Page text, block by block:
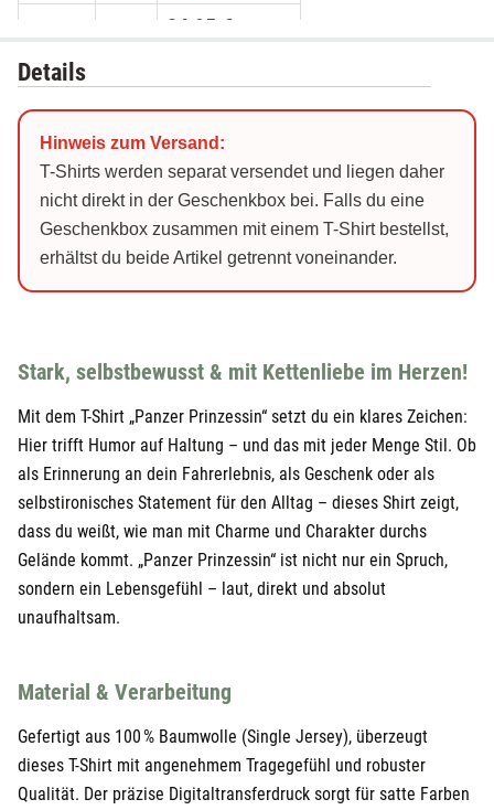
24,95 €
Pink
Schwarz M 24,95 €29,90 €
29,90 €
Schwarz XL 24,95 €29,90 €
Weiß S 24,95 € 29,90 €
Weiß M 24,95 € 29,90 €
Weiß L 24,95 € 29,90 €
Weiß XL 24,95 € 29,90 €
Weiß 24,95 € 29,90 €
Details
Hinweis zum Versand:
T-Shirts werden separat versendet und liegen daher
nicht direkt in der Geschenkbox bei. Falls du eine
Geschenkbox zusammen mit einem T-Shirt bestellst,
erhältst du beide Artikel getrennt voneinander.
Stark, selbstbewusst & mit Kettenliebe im Herzen!
Mit dem T-Shirt „Panzer Prinzessin“ setzt du ein klares Zeichen:
Hier trifft Humor auf Haltung – und das mit jeder Menge Stil. Ob
als Erinnerung an dein Fahrerlebnis, als Geschenk oder als
selbstironisches Statement für den Alltag – dieses Shirt zeigt,
dass du weißt, wie man mit Charme und Charakter durchs
Gelände kommt. „Panzer Prinzessin“ ist nicht nur ein Spruch,
sondern ein Lebensgefühl – laut, direkt und absolut
unaufhaltsam.
Material & Verarbeitung
Gefertigt aus 100 % Baumwolle (Single Jersey), überzeugt
dieses T-Shirt mit angenehmem Tragegefühl und robuster
Qualität. Der präzise Digitaltransferdruck sorgt für satte Farben